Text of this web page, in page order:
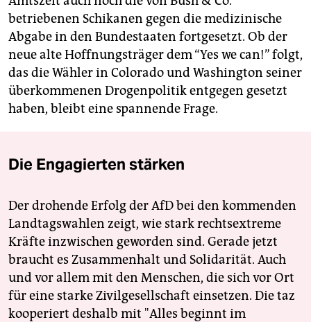
betriebenen Schikanen gegen die medizinische
Abgabe in den Bundestaaten fortgesetzt. Ob der
neue alte Hoffnungsträger dem “Yes we can!” folgt,
das die Wähler in Colorado und Washington seiner
überkommenen Drogenpolitik entgegen gesetzt
haben, bleibt eine spannende Frage.
Die Engagierten stärken
Der drohende Erfolg der AfD bei den kommenden
Landtagswahlen zeigt, wie stark rechtsextreme
Kräfte inzwischen geworden sind. Gerade jetzt
braucht es Zusammenhalt und Solidarität. Auch
und vor allem mit den Menschen, die sich vor Ort
für eine starke Zivilgesellschaft einsetzen. Die taz
kooperiert deshalb mit "Alles beginnt im